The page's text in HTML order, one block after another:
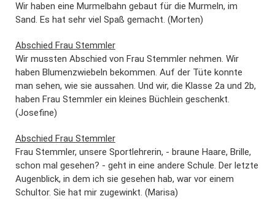
Wir haben eine Murmelbahn gebaut für die Murmeln, im
Sand. Es hat sehr viel Spaß gemacht. (Morten)
Abschied Frau Stemmler
Wir mussten Abschied von Frau Stemmler nehmen. Wir
haben Blumenzwiebeln bekommen. Auf der Tüte konnte
man sehen, wie sie aussahen. Und wir, die Klasse 2a und 2b,
haben Frau Stemmler ein kleines Büchlein geschenkt.
(Josefine)
Abschied Frau Stemmler
Frau Stemmler, unsere Sportlehrerin, - braune Haare, Brille,
schon mal gesehen? - geht in eine andere Schule. Der letzte
Augenblick, in dem ich sie gesehen hab, war vor einem
Schultor. Sie hat mir zugewinkt. (Marisa)